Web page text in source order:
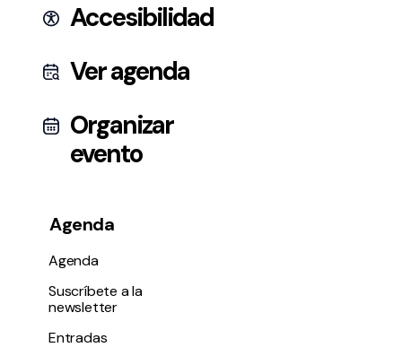
Accesibilidad
Ver agenda
Organizar
evento
Agenda
Agenda
Suscríbete a la
newsletter
Entradas